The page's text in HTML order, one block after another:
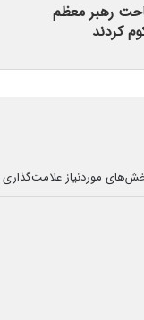
رهبر معظم
کردند
موردنیاز